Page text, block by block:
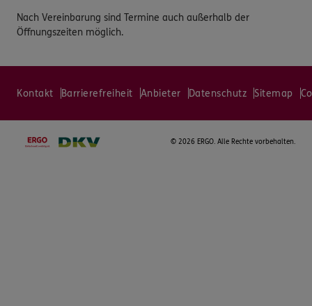
Nach Vereinbarung sind Termine auch außerhalb der
Öffnungszeiten möglich.
Kontakt Barrierefreiheit Anbieter Datenschutz Sitemap
© 2026 ERGO. Alle Rechte vorbehalten.